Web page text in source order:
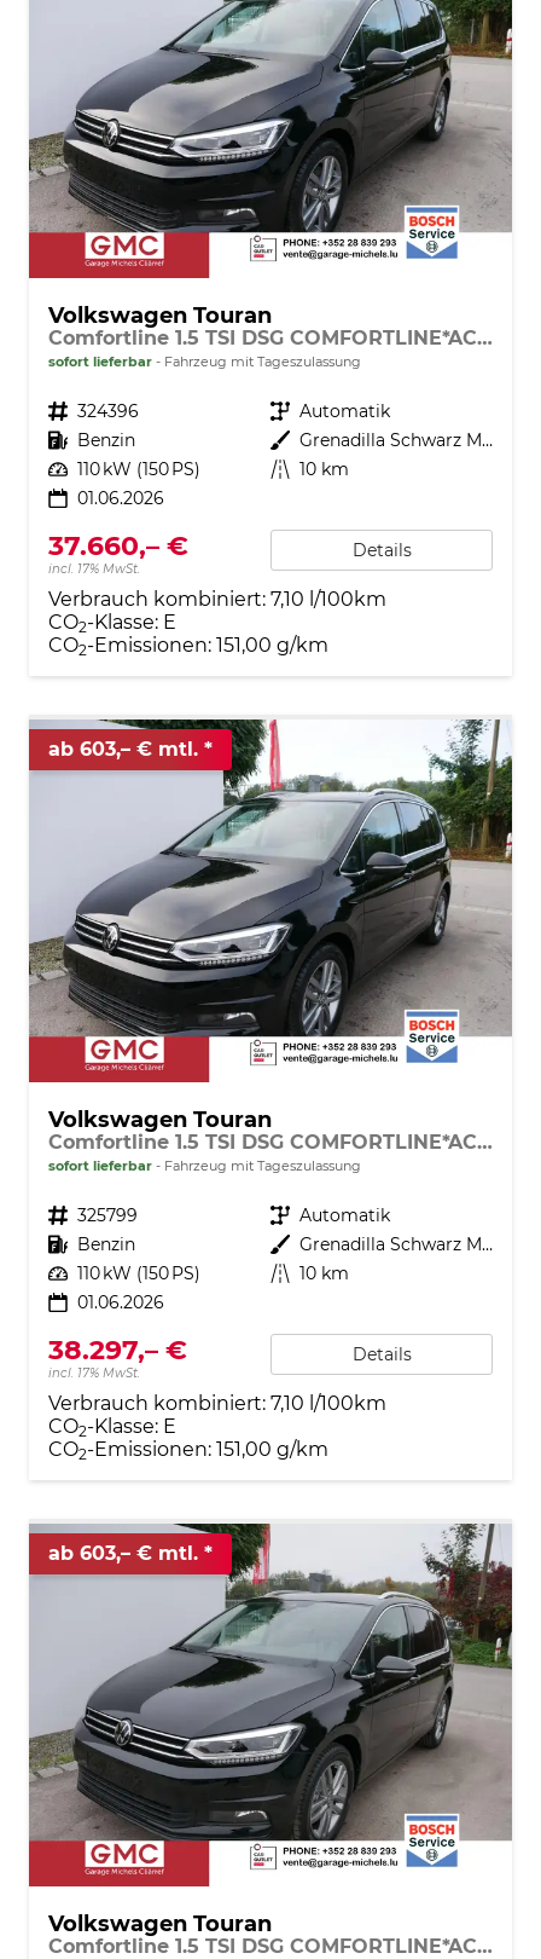
Volkswagen Touran
Comfortline 1.5 TSI DSG COMFORTLINE*ACC*LED*PDC*KAMERA*NAVI*SHZ* 7-SITZER 17-ZOLL
sofort lieferbar Fahrzeug mit Tageszulassung
Fahrzeugnr. 324396 Getriebe Automatik
Kraftstoff Benzin Außenfarbe
Grenadilla Schwarz Metallic
Leistung 110 kW (150 PS) Kilometerstand 10 km
01.06.2026
37.660,– €
incl. 17% MwSt.
Details
Verbrauch kombiniert: 7,10 l/100km
CO2-Klasse: E
CO2-Emissionen: 151,00 g/km
ab 603,– € mtl.
Volkswagen Touran
Comfortline 1.5 TSI DSG COMFORTLINE*ACC*LED*PDC*KAMERA*NAVI*SHZ* 7-SITZER 17-ZOLL
sofort lieferbar Fahrzeug mit Tageszulassung
Fahrzeugnr. 325799 Getriebe Automatik
Kraftstoff Benzin Außenfarbe
Grenadilla Schwarz Metallic
Leistung 110 kW (150 PS) Kilometerstand 10 km
01.06.2026
38.297,– €
incl. 17% MwSt.
Details
Verbrauch kombiniert: 7,10 l/100km
CO2-Klasse: E
CO2-Emissionen: 151,00 g/km
ab 603,– € mtl.
Volkswagen Touran
Comfortline 1.5 TSI DSG COMFORTLINE*ACC*LED*PDC*KAMERA*NAVI*SHZ* 7-SITZER 17-ZOLL